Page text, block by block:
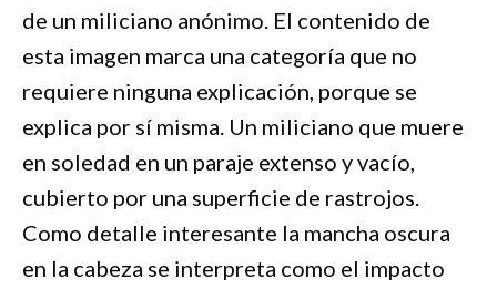
de un miliciano anónimo. El contenido de
esta imagen marca una categoría que no
requiere ninguna explicación, porque se
explica por sí misma. Un miliciano que muere
en soledad en un paraje extenso y vacío,
cubierto por una superficie de rastrojos.
Como detalle interesante la mancha oscura
en la cabeza se interpreta como el impacto